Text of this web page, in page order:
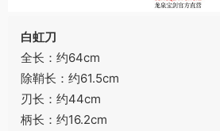
白虹刀
全长：约64cm
除鞘长：约61.5cm
刃长：约44cm
柄长：约16.2cm